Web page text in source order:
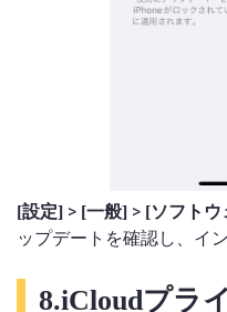
[設定] > [一般] > [ソフトウ
ップデートを確認し、イ
8.iCloudプラ